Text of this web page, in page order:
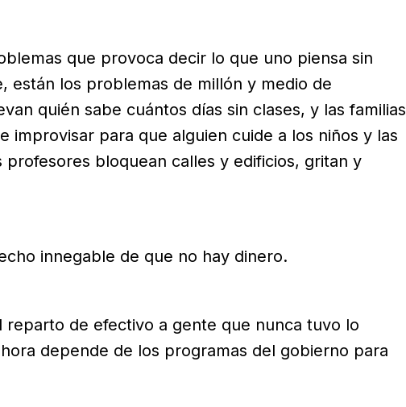
que provoca decir lo que uno piensa sin
están los problemas de millón y medio de
quién sabe cuántos días sin clases, y las familias
improvisar para que alguien cuide a los niños y las
profesores bloquean calles y edificios, gritan y
innegable de que no hay dinero.
reparto de efectivo a gente que nunca tuvo lo
depende de los programas del gobierno para